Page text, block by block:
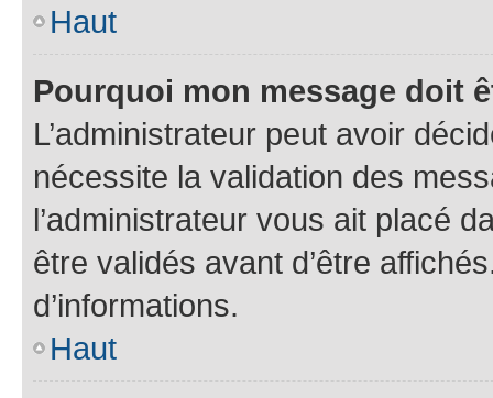
Haut
Pourquoi mon message doit
L’administrateur peut avoir
nécessite la validation des
l’administrateur vous ait placé
être validés avant d’être
d’informations.
Haut